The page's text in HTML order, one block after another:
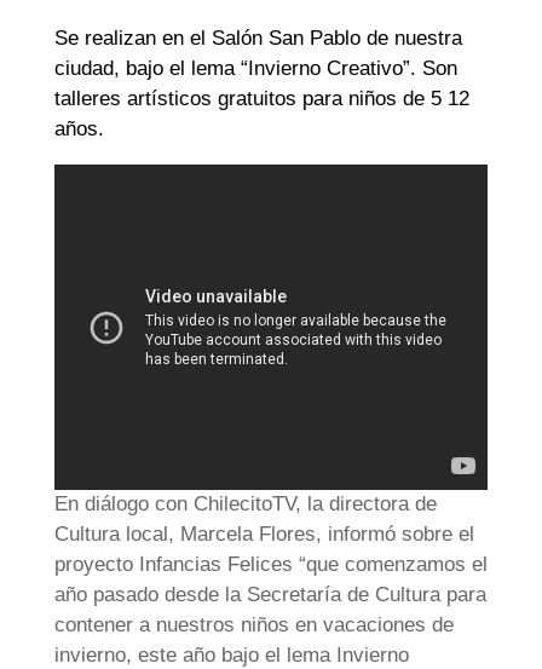
Se realizan en el Salón San Pablo de nuestra
ciudad, bajo el lema “Invierno Creativo”. Son
talleres artísticos gratuitos para niños de 5 12
años.
En diálogo con ChilecitoTV, la directora de
Cultura local, Marcela Flores, informó sobre el
proyecto Infancias Felices “que comenzamos el
año pasado desde la Secretaría de Cultura para
contener a nuestros niños en vacaciones de
invierno, este año bajo el lema Invierno